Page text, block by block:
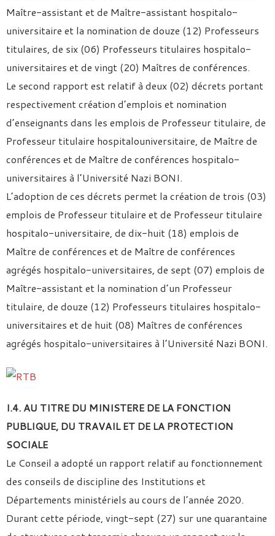
Maître-assistant et de Maître-assistant hospitalo-
universitaire et la nomination de douze (12) Professeurs
titulaires, de six (06) Professeurs titulaires hospitalo-
universitaires et de vingt (20) Maîtres de conférences.
Le second rapport est relatif à deux (02) décrets portant
respectivement création d’emplois et nomination
d’enseignants dans les emplois de Professeur titulaire, de
Professeur titulaire hospitalouniversitaire, de Maître de
conférences et de Maître de conférences hospitalo-
universitaires à l’Université Nazi BONI.
L’adoption de ces décrets permet la création de trois (03)
emplois de Professeur titulaire et de Professeur titulaire
hospitalo-universitaire, de dix-huit (18) emplois de
Maître de conférences et de Maître de conférences
agrégés hospitalo-universitaires, de sept (07) emplois de
Maître-assistant et la nomination d’un Professeur
titulaire, de douze (12) Professeurs titulaires hospitalo-
universitaires et de huit (08) Maîtres de conférences
agrégés hospitalo-universitaires à l’Université Nazi BONI.
I.4. AU TITRE DU MINISTERE DE LA FONCTION
PUBLIQUE, DU TRAVAIL ET DE LA PROTECTION
SOCIALE
Le Conseil a adopté un rapport relatif au fonctionnement
des conseils de discipline des Institutions et
Départements ministériels au cours de l’année 2020.
Durant cette période, vingt-sept (27) sur une quarantaine